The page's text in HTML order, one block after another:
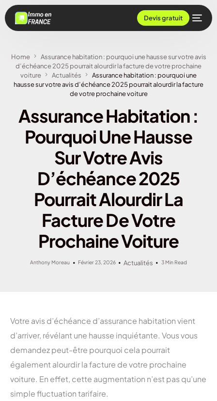
Devis gratuit
Home
Assurance habitation : pourquoi une hausse sur votre avis
d’échéance 2025 pourrait alourdir la facture de votre prochaine
voiture
Actualités
Assurance habitation : pourquoi une
hausse sur votre avis d’échéance 2025 pourrait alourdir la facture
de votre prochaine voiture
Assurance Habitation :
Pourquoi Une Hausse
Sur Votre Avis
D’échéance 2025
Pourrait Alourdir La
Facture De Votre
Prochaine Voiture
Anthony Moreau Février 23, 2026 Actualités 3 Min Read
Votre avis d’échéance d’assurance habitation vient
d’arriver, révélant une hausse inquiétante. Vous vous
demandez peut-être pourquoi cela pourrait
également alourdir la facture de votre prochaine
voiture. En effet, cette augmentation n’est pas qu’une
simple fluctuation tarifaire.